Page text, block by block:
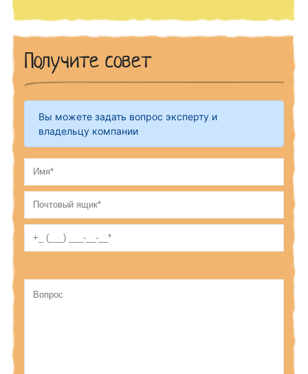
Получите совет
Вы можете задать вопрос эксперту и
владельцу компании